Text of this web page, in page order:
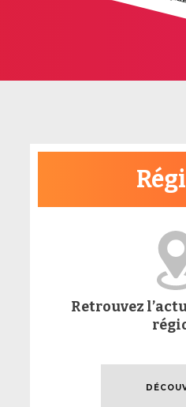
Retrouvez